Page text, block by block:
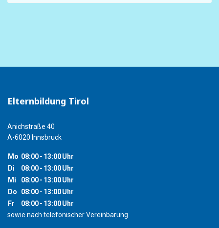
Elternbildung Tirol
Anichstraße 40
A-6020 Innsbruck
Mo 08:00- 13:00Uhr
Di
08:00- 13:00Uhr
Mi
08:00- 13:00Uhr
Do
08:00- 13:00Uhr
Fr
08:00- 13:00Uhr
sowie nach telefonischer Vereinbarung